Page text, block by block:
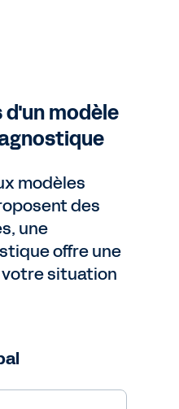
modèle
modèles
des
une
offre une
situation